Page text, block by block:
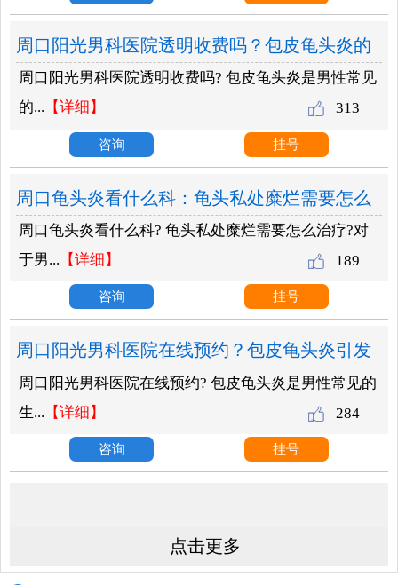
周口阳光男科医院透明收费吗？包皮龟头炎的
病因是什么？
313
周口阳光男科医院透明收费吗? 包皮龟头炎是男性常见
的... 【详细】
咨询 挂号
周口龟头炎看什么科：龟头私处糜烂需要怎么
治疗？
189
周口龟头炎看什么科? 龟头私处糜烂需要怎么治疗?对
于男... 【详细】
咨询 挂号
周口阳光男科医院在线预约？包皮龟头炎引发
的危害？
284
周口阳光男科医院在线预约? 包皮龟头炎是男性常见的
生... 【详细】
咨询 挂号
点击更多